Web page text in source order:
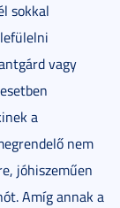
sokkal
vagy
a
nem
jóhiszeműen
Amíg annak a